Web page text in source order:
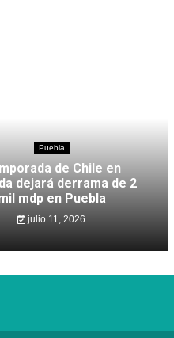
Puebla
de Chile en
dejará derrama de 2
mdp en Puebla
julio 11, 2026